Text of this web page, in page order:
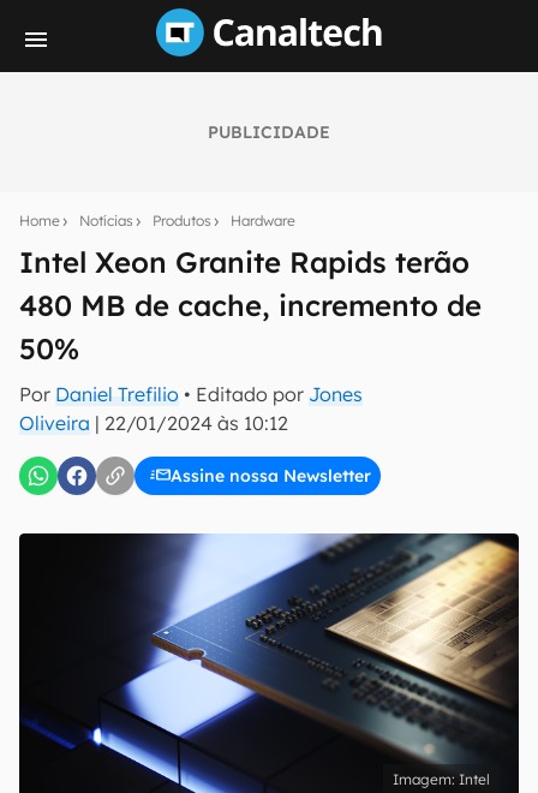
PUBLICIDADE
Home Notícias Produtos Hardware
Intel Xeon Granite Rapids terão
480 MB de cache, incremento de
50%
Por Daniel Trefilio • Editado por Jones
Oliveira | 22/01/2024 às 10:12
Assine nossa Newsletter
notícias e reviews sobre tecnologia em primeira
mão.
E-mail
inscreva-se
Confirmo que li, aceito e concordo com os Termos de
Uso e Política de Privacidade do Canaltech.
Intel